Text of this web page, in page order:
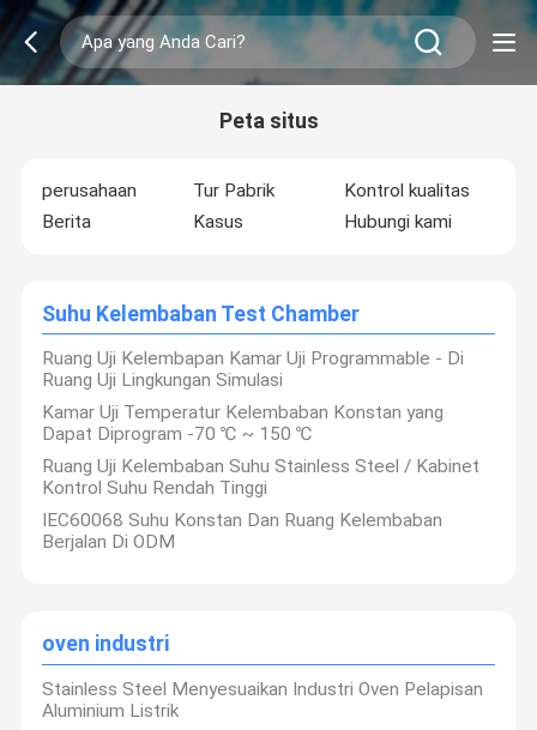
Peta situs
perusahaan Tur Pabrik
Kontrol kualitas
Berita
Kasus Hubungi kami
Suhu Kelembaban Test Chamber
Ruang Uji Kelembapan Kamar Uji Programmable - Di
Ruang Uji Lingkungan Simulasi
Kamar Uji Temperatur Kelembaban Konstan yang
Dapat Diprogram -70 ℃ ~ 150 ℃
Ruang Uji Kelembaban Suhu Stainless Steel / Kabinet
Kontrol Suhu Rendah Tinggi
IEC60068 Suhu Konstan Dan Ruang Kelembaban
Berjalan Di ODM
oven industri
Stainless Steel Menyesuaikan Industri Oven Pelapisan
Aluminium Listrik